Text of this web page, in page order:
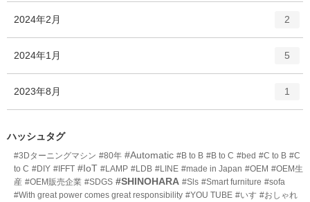
ー
ー
2024年2月
ー
2
2024年1月
ー
5
2023年8月
リ
数
1
ハッシュタグ
#3Dターニングマシン #80年 #Automatic #B to B #B to C #bed #C to B #C
to C #DIY #IFFT #IoT #LAMP #LDB #LINE #made in Japan #OEM #OEM生
産 #OEM販売企業 #SDGS #SHINOHARA #Sls #Smart furniture #sofa
#With great power comes great responsibility #YOU TUBE #いす #おしゃれ